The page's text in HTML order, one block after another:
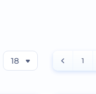
18 1